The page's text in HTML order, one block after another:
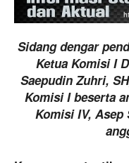
Sidang dengar
Ketua Komisi I
Saepudin Zuhri,
Komisi I beserta
Komisi IV, Asep